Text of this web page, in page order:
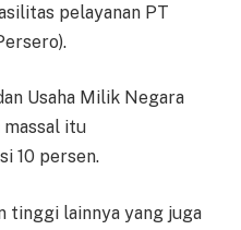
pelayanan PT
Usaha Milik Negara
itu
10 persen.
tinggi lainnya yang juga